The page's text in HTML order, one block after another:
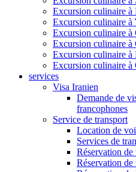
Excursion culinaire à
Excursion culinaire à
Excursion culinaire à
Excursion culinaire à
Excursion culinaire à
Excursion culinaire à
services
Visa Iranien
Demande de
francophones
Service de transport
Location de
Services de
Réservation de
Réservation de